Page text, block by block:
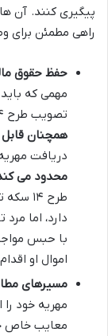
پیگیری کنند. آن
راهی مطمئن برای
حفظ حقوق
مهمی که
تصویب طرح ۱۴ سکه،
همچنان
دریافت
محدود می
با حبس
اموال او
مسیرهای
مهریه خود
معایب خاص